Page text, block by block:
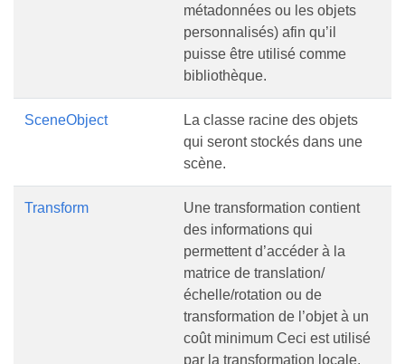
métadonnées ou les objets
personnalisés) afin qu’il
puisse être utilisé comme
bibliothèque.
SceneObject
La classe racine des objets
qui seront stockés dans une
scène.
Transform
Une transformation contient
des informations qui
permettent d’accéder à la
matrice de translation/
échelle/rotation ou de
transformation de l’objet à un
coût minimum Ceci est utilisé
par la transformation locale.